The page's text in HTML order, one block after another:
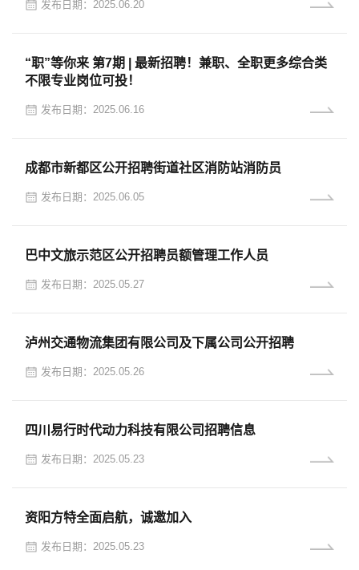
发布日期：2025.06.20
“职”等你来 第7期 | 最新招聘！兼职、全职更多综合类
不限专业岗位可投！
发布日期：2025.06.16
成都市新都区公开招聘街道社区消防站消防员
发布日期：2025.06.05
巴中文旅示范区公开招聘员额管理工作人员
发布日期：2025.05.27
泸州交通物流集团有限公司及下属公司公开招聘
发布日期：2025.05.26
四川易行时代动力科技有限公司招聘信息
发布日期：2025.05.23
资阳方特全面启航，诚邀加入
发布日期：2025.05.23